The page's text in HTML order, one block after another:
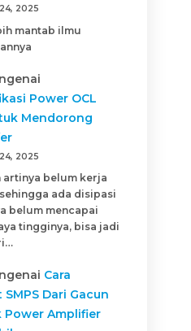
2025
mantab ilmu
Power OCL
Mendorong
2025
artinya belum kerja
ada disipasi
belum mencapai
tingginya, bisa jadi
Cara
Dari Gacun
Power Amplifier